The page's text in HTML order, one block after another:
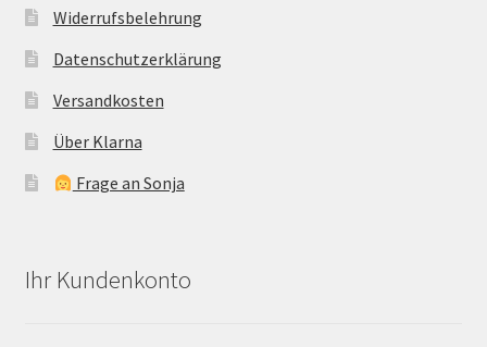
Widerrufsbelehrung
Datenschutzerklärung
Versandkosten
Über Klarna
Frage an Sonja
Ihr Kundenkonto